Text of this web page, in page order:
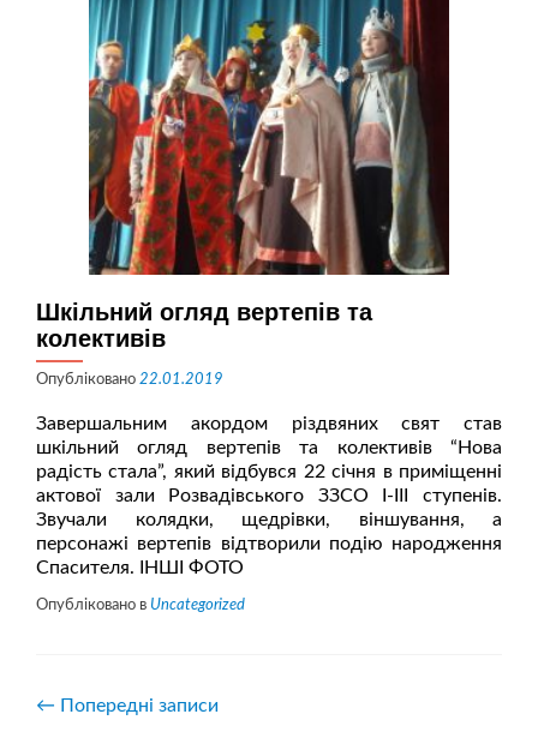
Шкільний огляд вертепів та
колективів
Опубліковано 22.01.2019
Завершальним акордом різдвяних свят став
шкільний огляд вертепів та колективів “Нова
радість стала”, який відбувся 22 січня в приміщенні
актової зали Розвадівського ЗЗСО І-ІІІ ступенів.
Звучали колядки, щедрівки, віншування, а
персонажі вертепів відтворили подію народження
Спасителя. ІНШІ ФОТО
Опубліковано в Uncategorized
← Попередні записи